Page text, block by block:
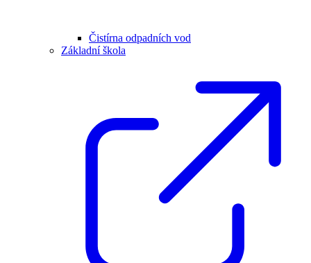
Čistírna odpadních vod
Základní škola